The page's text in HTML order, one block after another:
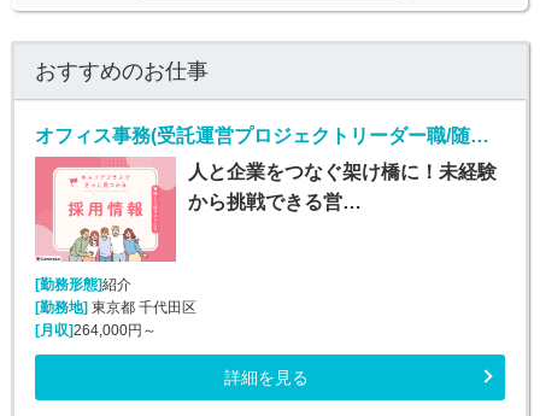
おすすめのお仕事
オフィス事務(受託運営プロジェクトリーダー職/随時入社)
人と企業をつなぐ架け橋に！未経験
から挑戦できる営…
[勤務形態]紹介
[勤務地] 東京都 千代田区
[月収]264,000円～
詳細を見る